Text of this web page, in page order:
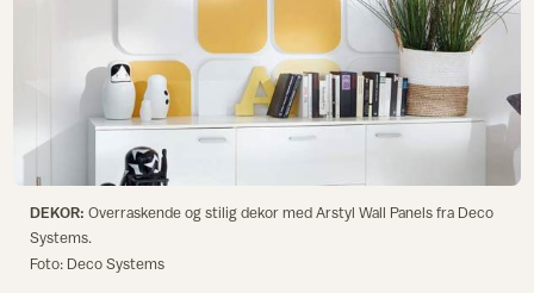
DEKOR: Overraskende og stilig dekor med Arstyl Wall Panels fra Deco
Systems.
Foto: Deco Systems